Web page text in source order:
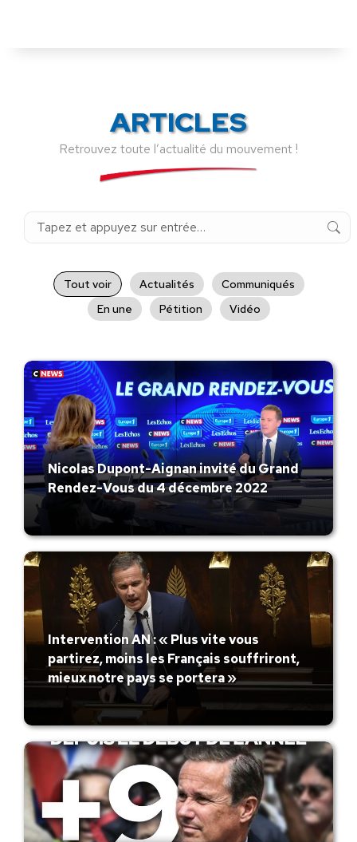
ARTICLES
Retrouvez toute l’actualité du mouvement !
Recherche
Tout voir Actualités
Communiqués
En une
Pétition Vidéo
Nicolas Dupont-Aignan invité du Grand
Rendez-Vous du 4 décembre 2022
Intervention AN : « Plus vite vous
partirez, moins les Français souffriront,
mieux notre pays se portera »